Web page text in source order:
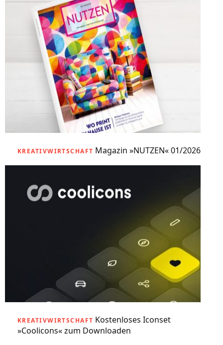
KREATIVWIRTSCHAFT Magazin »NUTZEN« 01/2026
KREATIVWIRTSCHAFT Kostenloses Iconset
»Coolicons« zum Downloaden